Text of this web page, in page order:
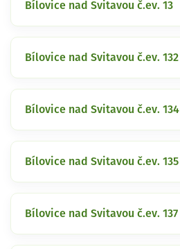
Bílovice nad Svitavou č.ev. 13
Bílovice nad Svitavou č.ev. 132
Bílovice nad Svitavou č.ev. 134
Bílovice nad Svitavou č.ev. 135
Bílovice nad Svitavou č.ev. 137